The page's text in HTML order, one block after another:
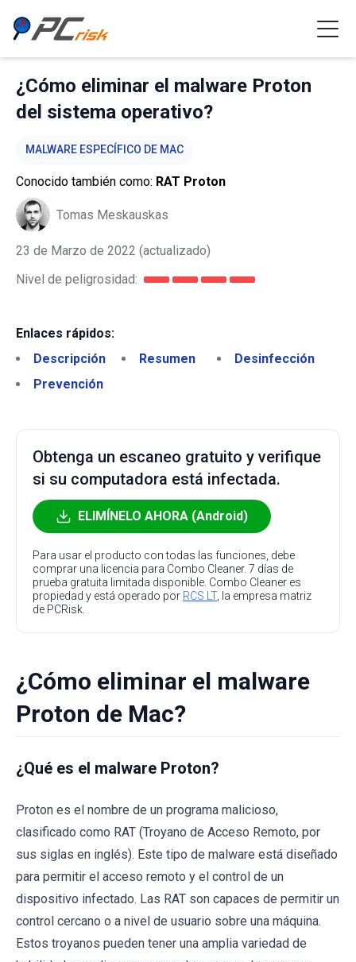
¿Cómo eliminar el malware Proton
del sistema operativo?
MALWARE ESPECÍFICO DE MAC
Conocido también como: RAT Proton
Tomas Meskauskas
23 de Marzo de 2022 (actualizado)
Nivel de peligrosidad:
Enlaces rápidos:
Descripción
Resumen
Desinfección
Prevención
Obtenga un escaneo gratuito y verifique
si su computadora está infectada.
ELIMÍNELO AHORA (Android)
Para usar el producto con todas las funciones, debe
comprar una licencia para Combo Cleaner. 7 días de
prueba gratuita limitada disponible. Combo Cleaner es
propiedad y está operado por RCS LT, la empresa matriz
de PCRisk.
¿Cómo eliminar el malware
Proton de Mac?
¿Qué es el malware Proton?
Proton es el nombre de un programa malicioso,
clasificado como RAT (Troyano de Acceso Remoto, por
sus siglas en inglés). Este tipo de malware está diseñado
para permitir el acceso remoto y el control de un
dispositivo infectado. Las RAT son capaces de permitir un
control cercano o a nivel de usuario sobre una máquina.
Estos troyanos pueden tener una amplia variedad de